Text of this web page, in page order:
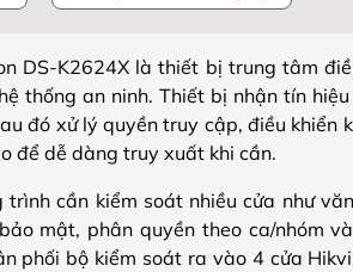
DS-K2624X là thiết bị trung tâm
thống an ninh. Thiết bị nhận tín
đó xử lý quyền truy cập, điều khiển
để dễ dàng truy xuất khi cần.
trình cần kiểm soát nhiều cửa như
mật, phân quyền theo ca/nhóm
phối bộ kiểm soát ra vào 4 cửa